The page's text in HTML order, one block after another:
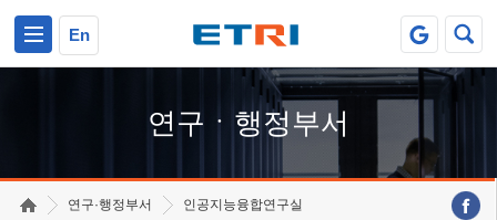
En
연구ㆍ행정부서
연구·행정부서
인공지능융합연구실